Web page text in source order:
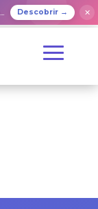
Descobrir → ✕